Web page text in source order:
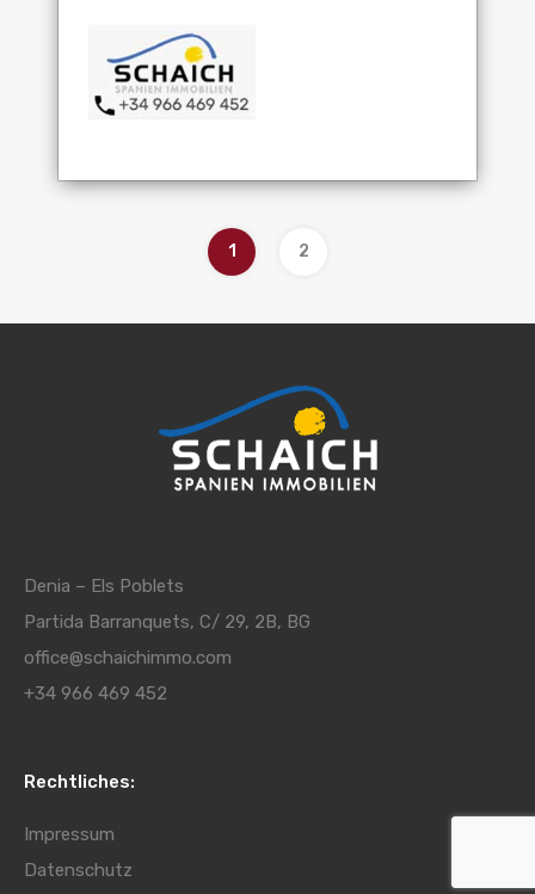
1 2
Denia – Els Poblets
Partida Barranquets, C/ 29, 2B, BG
office@schaichimmo.com
+34 966 469 452
Rechtliches:
Impressum
Datenschutz